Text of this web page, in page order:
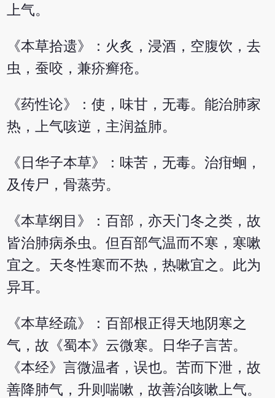
上气。
《本草拾遗》：火炙，浸酒，空腹饮，去
虫，蚕咬，兼疥癣疮。
《药性论》：使，味甘，无毒。能治肺家
热，上气咳逆，主润益肺。
《日华子本草》：味苦，无毒。治疳蛔，
及传尸，骨蒸劳。
《本草纲目》：百部，亦天门冬之类，故
皆治肺病杀虫。但百部气温而不寒，寒嗽
宜之。天冬性寒而不热，热嗽宜之。此为
异耳。
《本草经疏》：百部根正得天地阴寒之
气，故《蜀本》云微寒。日华子言苦。
《本经》言微温者，误也。苦而下泄，故
善降肺气，升则喘嗽，故善治咳嗽上气。